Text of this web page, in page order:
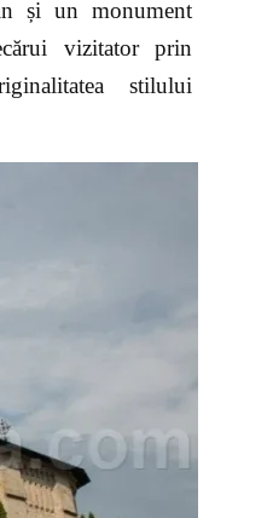
și un monument
vizitator prin
stilului